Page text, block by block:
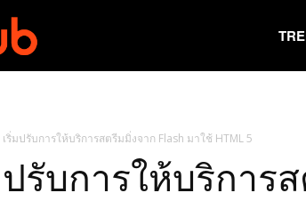
ริ่มปรับการให้บริการสตรีมมิ่งจาก Flash มาใช้ HTML 5
รับการให้บริการ